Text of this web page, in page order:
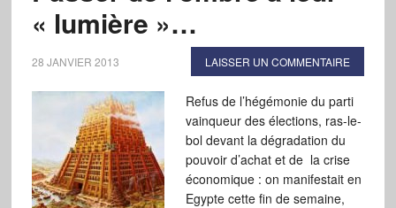
« lumière »…
28 JANVIER 2013 LAISSER UN COMMENTAIRE
Refus de l’hégémonie du parti
vainqueur des élections, ras-le-
bol devant la dégradation du
pouvoir d’achat et de la crise
économique : on manifestait en
Egypte cette fin de semaine,